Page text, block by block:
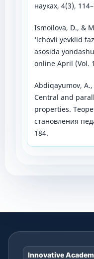
науках, 4(3),
Ismoilova, D., &
‘lchovli yevklid
asosida
online April (Vol.
Abdiqayumov,
Central and
properties.
становления
184.
Innovative